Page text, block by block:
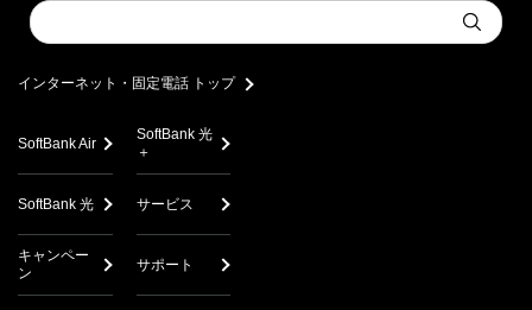
Conduct
a
Submit
インターネット・固定電話 トップ
SoftBank Air
SoftBank 光
＋
SoftBank 光 サービス
キャンペー
ン
サポート